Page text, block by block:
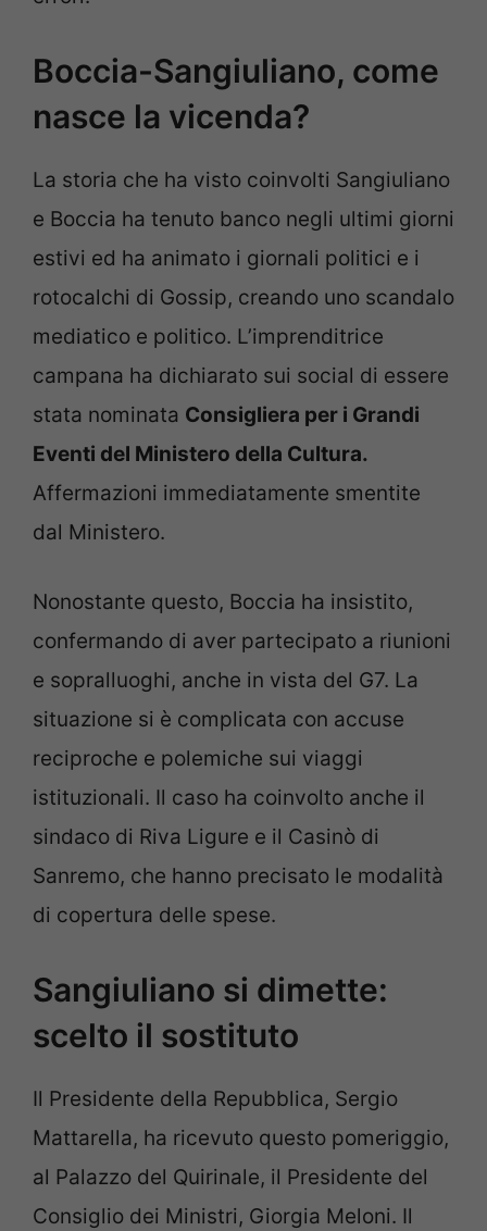
Boccia-Sangiuliano, come
nasce la vicenda?
La storia che ha visto coinvolti Sangiuliano
e Boccia ha tenuto banco negli ultimi giorni
estivi ed ha animato i giornali politici e i
rotocalchi di Gossip, creando uno scandalo
mediatico e politico. L’imprenditrice
campana ha dichiarato sui social di essere
stata nominata Consigliera per i Grandi
Eventi del Ministero della Cultura.
Affermazioni immediatamente smentite
dal Ministero.
Nonostante questo, Boccia ha insistito,
confermando di aver partecipato a riunioni
e sopralluoghi, anche in vista del G7. La
situazione si è complicata con accuse
reciproche e polemiche sui viaggi
istituzionali. Il caso ha coinvolto anche il
sindaco di Riva Ligure e il Casinò di
Sanremo, che hanno precisato le modalità
di copertura delle spese.
Sangiuliano si dimette:
scelto il sostituto
Il Presidente della Repubblica, Sergio
Mattarella, ha ricevuto questo pomeriggio,
al Palazzo del Quirinale, il Presidente del
Consiglio dei Ministri, Giorgia Meloni. Il